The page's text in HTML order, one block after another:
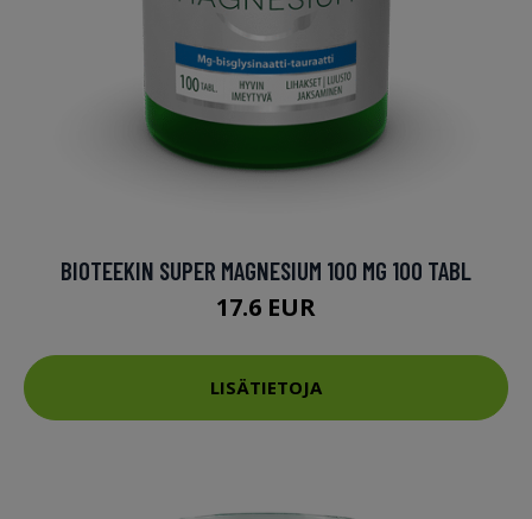
BIOTEEKIN SUPER MAGNESIUM 100 MG 100 TABL
17.6 EUR
LISÄTIETOJA